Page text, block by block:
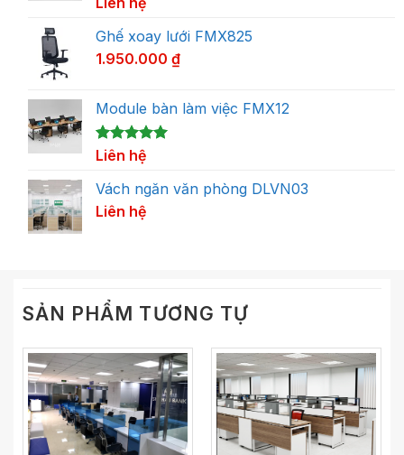
dựa trên
đánh giá
Ghế xoay lưới FMX825
1.950.000 ₫
Module bàn làm việc FMX12
5.00trên 5
dựa trên
1
đánh giá
Liên hệ
Vách ngăn văn phòng DLVN03
Liên hệ
SẢN PHẨM TƯƠNG TỰ